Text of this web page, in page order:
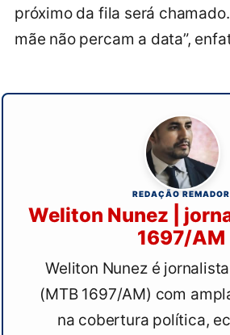
próximo da fila será
mãe não percam a data”,
REDAÇÃO REMADOR
Weliton Nunez |
1697/AM
Weliton Nunez é
(MTB 1697/AM) com
na cobertura política,